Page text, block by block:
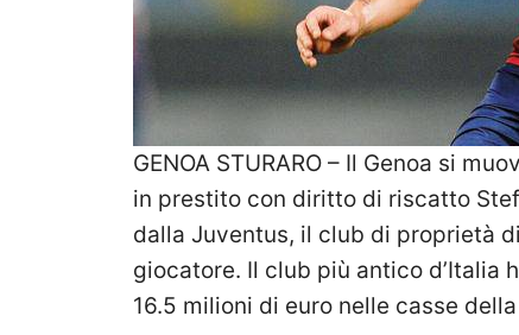
GENOA STURARO – Il Genoa si
in prestito con diritto di riscatto
dalla Juventus, il club di proprietà
giocatore. Il club più antico d’Italia
16.5 milioni di euro nelle casse